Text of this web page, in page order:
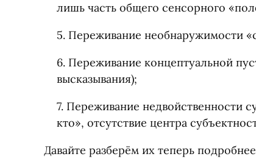
лишь часть общего сенсорного «
5. Переживание необнаружимости «
6. Переживание концептуальной
высказывания);
7. Переживание недвойственности
кто», отсутствие центра
Давайте разберём их теперь